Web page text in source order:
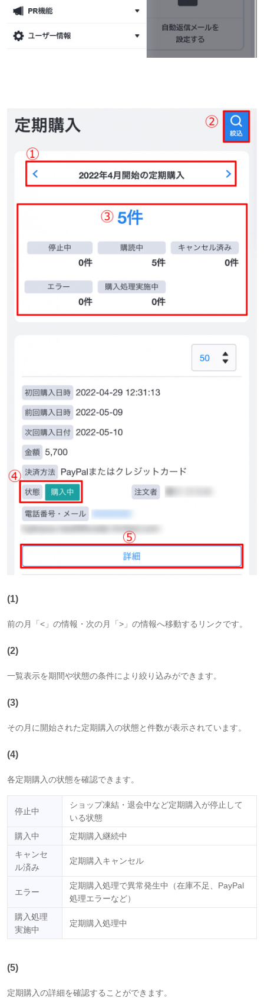
(1)
前の月 「<」 の情報・次の月 「>」 の情報へ移動するリンクです。
(2)
一覧表示を期間や状態の条件により絞り込みができます。
(3)
その月に開始された定期購入の状態と件数が表示されています。
(4)
各定期購入の状態を確認できます。
停止中
ショップ凍結・退会中など定期購入が停止して
いる状態
購入中
定期購入継続中
キャンセ
ル済み
定期購入キャンセル
エラー
定期購入処理で異常発生中（在庫不足、PayPal
処理エラーなど）
購入処理
実施中
定期購入処理中
(5)
定期購入の詳細を確認することができます。